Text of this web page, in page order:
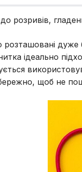
розривів,
розташовані
ідеально
щоб не